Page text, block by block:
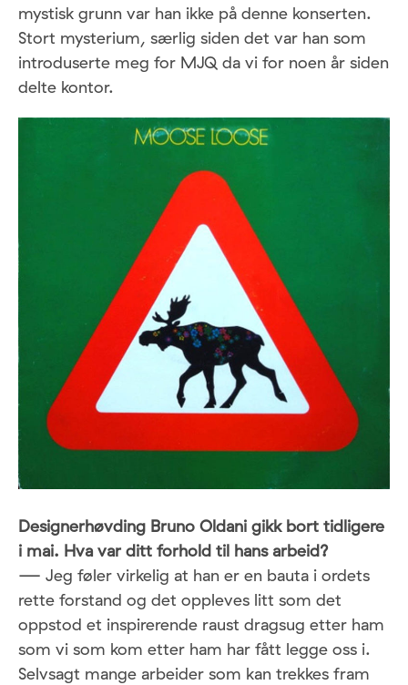
mystisk grunn var han ikke på denne konserten.
Stort mysterium, særlig siden det var han som
introduserte meg for MJQ da vi for noen år siden
delte kontor.
Designerhøvding Bruno Oldani gikk bort tidligere
i mai. Hva var ditt forhold til hans arbeid?
— Jeg føler virkelig at han er en bauta i ordets
rette forstand og det oppleves litt som det
oppstod et inspirerende raust dragsug etter ham
som vi som kom etter ham har fått legge oss i.
Selvsagt mange arbeider som kan trekkes fram